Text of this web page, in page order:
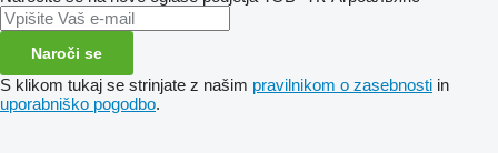
Naroči se
S klikom tukaj se strinjate z našim pravilnikom o zasebnosti in
uporabniško pogodbo.